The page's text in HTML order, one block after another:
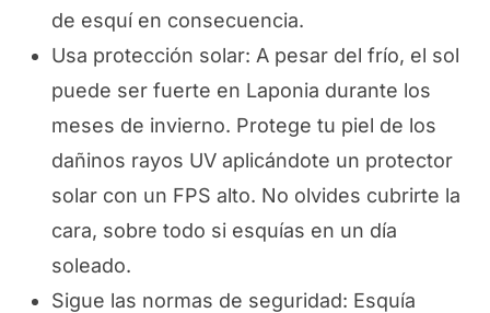
de esquí en consecuencia.
Usa protección solar: A pesar del frío, el sol
puede ser fuerte en Laponia durante los
meses de invierno. Protege tu piel de los
dañinos rayos UV aplicándote un protector
solar con un FPS alto. No olvides cubrirte la
cara, sobre todo si esquías en un día
soleado.
Sigue las normas de seguridad: Esquía